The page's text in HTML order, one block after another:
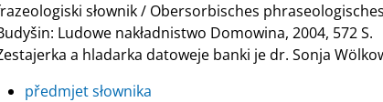
słownik / Obersorbisches
Ludowe nakładnistwo Domowina, 2004, 572 S.
a hladarka datoweje banki je dr. Sonja
předmjet słownika